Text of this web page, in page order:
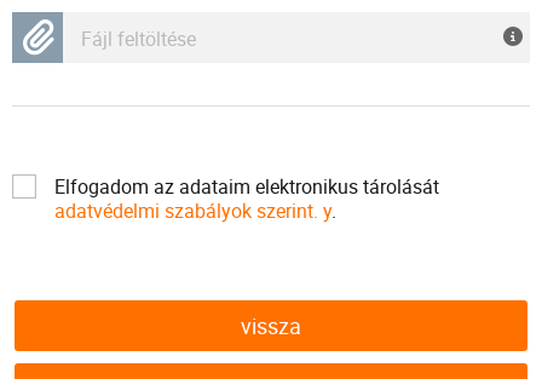
Fájl feltöltése
Elfogadom az adataim elektronikus tárolását
adatvédelmi szabályok szerint. y.
vissza